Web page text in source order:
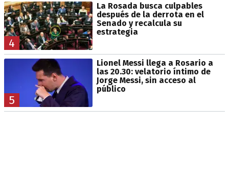
4
La Rosada busca culpables
después de la derrota en el
Senado y recalcula su
estrategia
5
Lionel Messi llega a Rosario a
las 20.30: velatorio íntimo de
Jorge Messi, sin acceso al
público